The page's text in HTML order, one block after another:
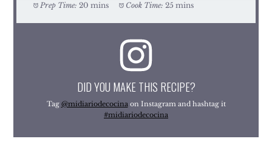
Prep Time: 20 mins Cook Time: 25 mins
DID YOU MAKE THIS RECIPE?
Tag @midiariodecocinaon Instagram and hashtag it
#midiariodecocina